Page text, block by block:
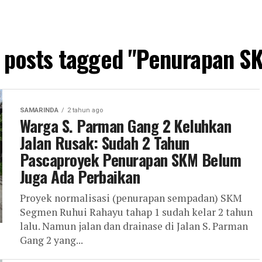
tagged "Penurapan
SAMARINDA 2 tahun ago
Warga S. Parman Gang 2 Keluhkan
Jalan Rusak: Sudah 2 Tahun
Pascaproyek Penurapan SKM Belum
Juga Ada Perbaikan
Proyek normalisasi (penurapan sempadan) SKM
Segmen Ruhui Rahayu tahap 1 sudah kelar 2 tahun
lalu. Namun jalan dan drainase di Jalan S. Parman
Gang 2 yang...